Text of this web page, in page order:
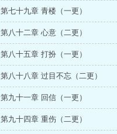
第七十九章 青楼（一更）
第八十二章 心意（二更）
第八十五章 打扮（一更）
第八十八章 过目不忘（二更）
第九十一章 回信（一更）
第九十四章 重伤（二更）